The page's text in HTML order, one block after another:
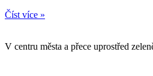
Číst více »
V centru města a přece uprostřed